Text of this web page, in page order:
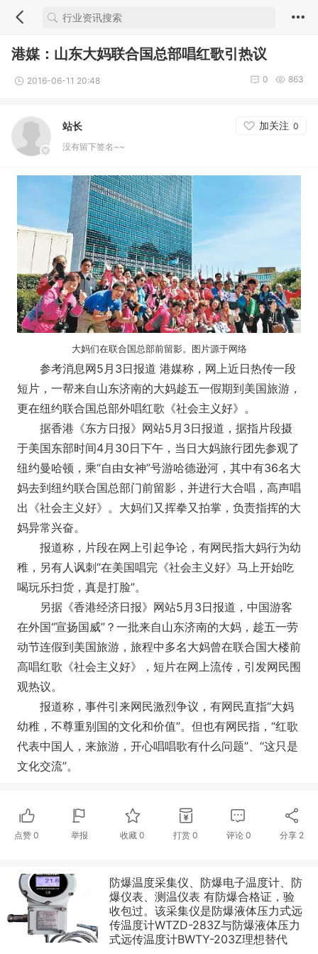
港媒：山东大妈联合国总部唱红歌引热议
2016-06-11 20:48 863
0
站长 加关注 0
没有留下签名~~
大妈们在联合国总部前留影。图片源于网络
参考消息网5月3日报道 港媒称，网上近日热传一段
短片，一帮来自山东济南的大妈趁五一假期到美国旅游，
更在纽约联合国总部外唱红歌《社会主义好》。
据香港《东方日报》网站5月3日报道，据指片段摄
于美国东部时间4月30日下午，当日大妈旅行团先参观了
纽约曼哈顿，乘“自由女神”号游哈德逊河，其中有36名大
妈去到纽约联合国总部门前留影，并进行大合唱，高声唱
出《社会主义好》。大妈们又挥拳又拍掌，负责指挥的大
妈异常兴奋。
报道称，片段在网上引起争论，有网民指大妈行为幼
稚，另有人讽刺“在美国唱完《社会主义好》马上开始吃
喝玩乐扫货，真是打脸”。
另据《香港经济日报》网站5月3日报道，中国游客
在外国“宣扬国威”？一批来自山东济南的大妈，趁五一劳
动节连假到美国旅游，旅程中多名大妈曾在联合国大楼前
高唱红歌《社会主义好》，短片在网上流传，引发网民围
观热议。
报道称，事件引来网民激烈争议，有网民直指“大妈
幼稚，不尊重别国的文化和价值”。但也有网民指，“红歌
代表中国人，来旅游，开心唱唱歌有什么问题”、“这只是
文化交流”。
点赞 0 举报 收藏0 打赏 0 评论 0 分享 2
防爆温度采集仪、防爆电子温度计、防
爆仪表、测温仪表 有防爆合格证，验
收包过。该采集仪是防爆液体压力式远
传温度计WTZD-283Z与防爆液体压力
式远传温度计BWTY-203Z理想替代